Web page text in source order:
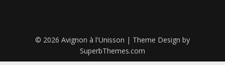
© 2026 Avignon à l'Unisson | Theme Design by
SuperbThemes.com